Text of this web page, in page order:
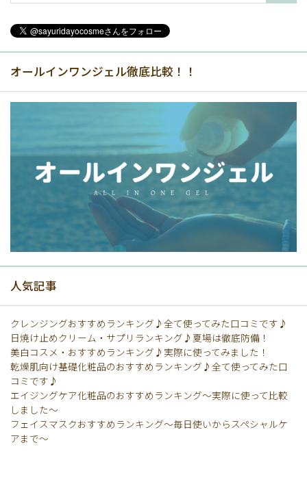
オールインワンジェル徹底比較！！
人気記事
クレンジングおすすめランキング♪全て使ってみた口コミです♪
日焼け止めクリーム・サプリランキング♪夏場は徹底防備！
美白コスメ・おすすめランキング♪実際に使ってみました！
乾燥肌向け基礎化粧品のおすすめランキング♪全て使ってみた口
コミです♪
エイジングケア化粧品のおすすめランキング〜実際に使って比較
しました〜
フェイスマスクおすすめランキング〜毎日使いからスペシャルケ
アまで〜